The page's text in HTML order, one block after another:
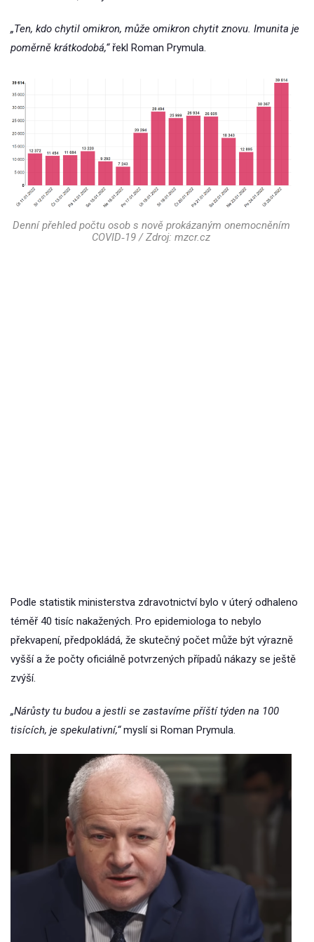
„Ten, kdo chytil omikron, může omikron chytit znovu. Imunita je
poměrně krátkodobá,“řekl Roman Prymula.
Denní přehled počtu osob s nově prokázaným onemocněním
COVID‑19 / Zdroj: mzcr.cz
Podle statistik ministerstva zdravotnictví bylo v úterý odhaleno
téměř 40 tisíc nakažených. Pro epidemiologa to nebylo
překvapení, předpokládá, že skutečný počet může být výrazně
vyšší a že počty oficiálně potvrzených případů nákazy se ještě
zvýší.
„Nárůsty tu budou a jestli se zastavíme příští týden na 100
tisících, je spekulativní,“myslí si Roman Prymula.